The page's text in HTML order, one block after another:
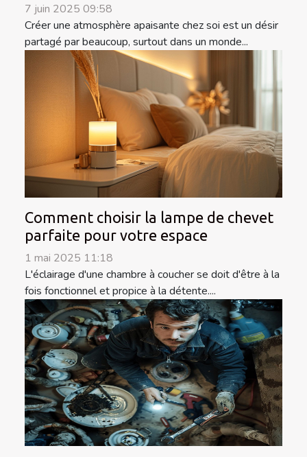
7 juin 2025 09:58
Créer une atmosphère apaisante chez soi est un désir
partagé par beaucoup, surtout dans un monde...
Comment choisir la lampe de chevet
parfaite pour votre espace
1 mai 2025 11:18
L'éclairage d'une chambre à coucher se doit d'être à la
fois fonctionnel et propice à la détente....